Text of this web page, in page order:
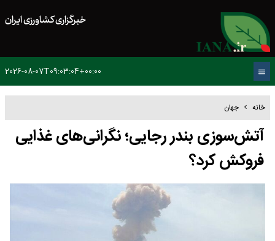
خبرگزاری کشاورزی ایران
2026-08-07T09:03:04+00:00
خانه جهان
آتش‌سوزی بندر رجایی؛ نگرانی‌های غذایی
فروکش کرد؟